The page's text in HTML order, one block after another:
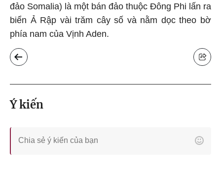
đảo Somalia) là một bán đảo thuộc Đông Phi lấn ra
biển Ả Rập vài trăm cây số và nằm dọc theo bờ
phía nam của Vịnh Aden.
Ý kiến